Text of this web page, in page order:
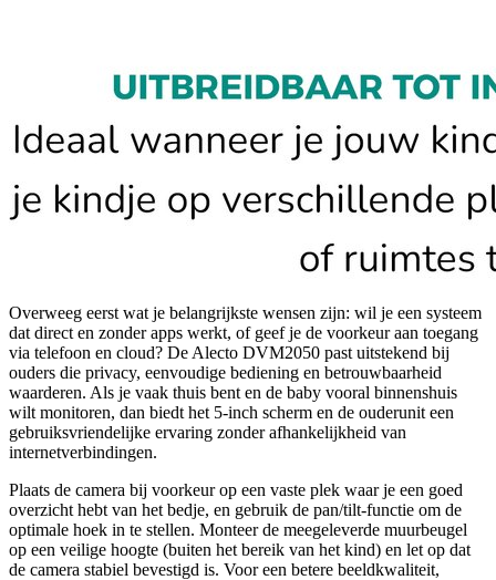
Overweeg eerst wat je belangrijkste wensen zijn: wil je een systeem
dat direct en zonder apps werkt, of geef je de voorkeur aan toegang
via telefoon en cloud? De Alecto DVM2050 past uitstekend bij
ouders die privacy, eenvoudige bediening en betrouwbaarheid
waarderen. Als je vaak thuis bent en de baby vooral binnenshuis
wilt monitoren, dan biedt het 5-inch scherm en de ouderunit een
gebruiksvriendelijke ervaring zonder afhankelijkheid van
internetverbindingen.
Plaats de camera bij voorkeur op een vaste plek waar je een goed
overzicht hebt van het bedje, en gebruik de pan/tilt-functie om de
optimale hoek in te stellen. Monteer de meegeleverde muurbeugel
op een veilige hoogte (buiten het bereik van het kind) en let op dat
de camera stabiel bevestigd is. Voor een betere beeldkwaliteit,